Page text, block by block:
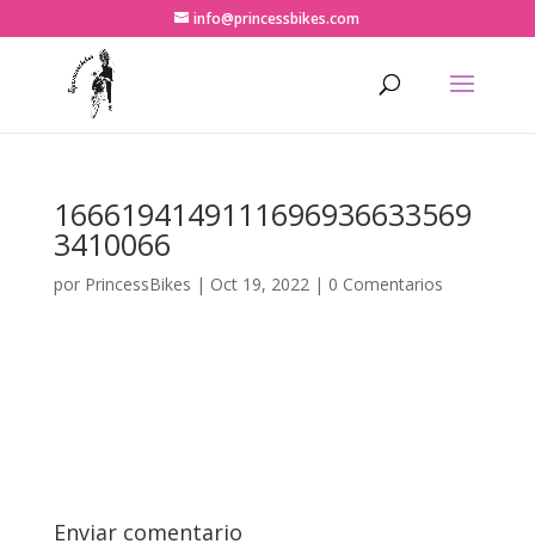
info@princessbikes.com
1666194149111696936633569
3410066
por PrincessBikes | Oct 19, 2022| 0 Comentarios
Enviar comentario